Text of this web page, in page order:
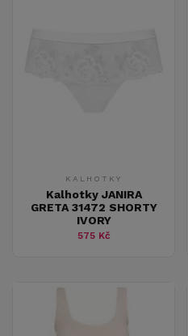
KALHOTKY
Kalhotky JANIRA
GRETA 31472 SHORTY
IVORY
575 Kč